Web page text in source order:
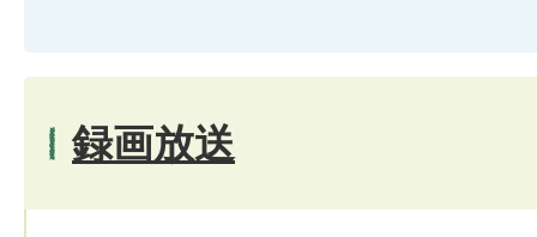
録画放送